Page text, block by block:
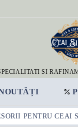
SI
PENTRU CEAI